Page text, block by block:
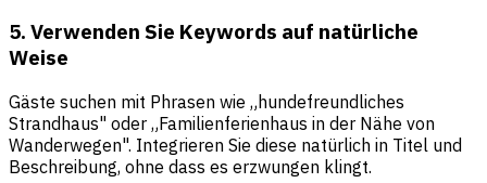
5. Verwenden Sie Keywords auf natürliche
Weise
Gäste suchen mit Phrasen wie „hundefreundliches
Strandhaus" oder „Familienferienhaus in der Nähe von
Wanderwegen". Integrieren Sie diese natürlich in Titel und
Beschreibung, ohne dass es erzwungen klingt.